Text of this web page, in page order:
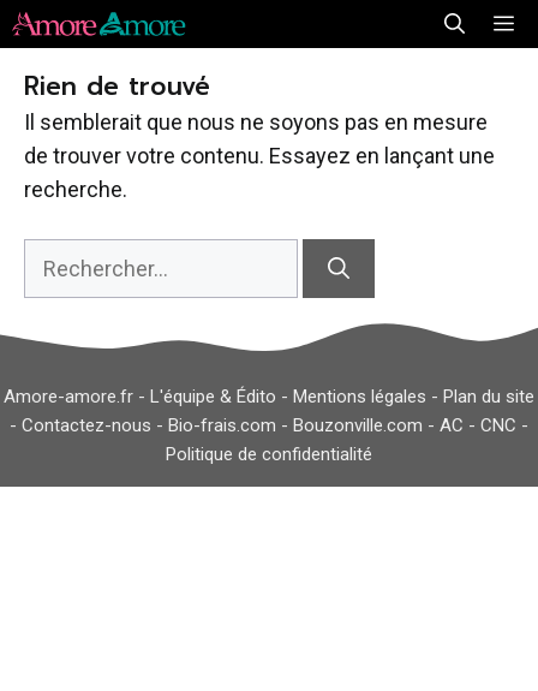
Aller
au
contenu
Rien de trouvé
Il semblerait que nous ne soyons pas en mesure
de trouver votre contenu. Essayez en lançant une
recherche.
Rechercher :
Amore-amore.fr - L'équipe & Édito - Mentions légales - Plan du site
- Contactez-nous - Bio-frais.com - Bouzonville.com - AC - CNC -
Politique de confidentialité